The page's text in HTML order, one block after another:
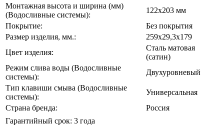
Монтажная высота и ширина (мм)
(Водосливные системы):
122х203 мм
Покрытие:
Без покрытия
Размер изделия, мм.:
259х29,3х179
Цвет изделия:
Сталь матовая
(сатин)
Режим слива воды (Водосливные
системы):
Двухуровневый
Тип клавиши смыва (Водосливные
системы):
Универсальная
Страна бренда:
Россия
Гарантийный срок: 3 года